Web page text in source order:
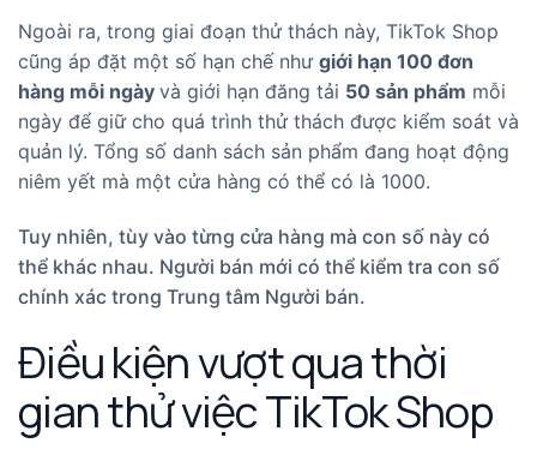
Ngoài ra, trong giai đoạn thử thách này, TikTok Shop
cũng áp đặt một số hạn chế như giới hạn 100 đơn
hàng mỗi ngày và giới hạn đăng tải 50 sản phẩm mỗi
ngày để giữ cho quá trình thử thách được kiểm soát và
quản lý. Tổng số danh sách sản phẩm đang hoạt động
niêm yết mà một cửa hàng có thể có là 1000.
Tuy nhiên, tùy vào từng cửa hàng mà con số này có
thể khác nhau. Người bán mới có thể kiểm tra con số
chính xác trong Trung tâm Người bán.
Điều kiện vượt qua thời
gian thử việc TikTok Shop